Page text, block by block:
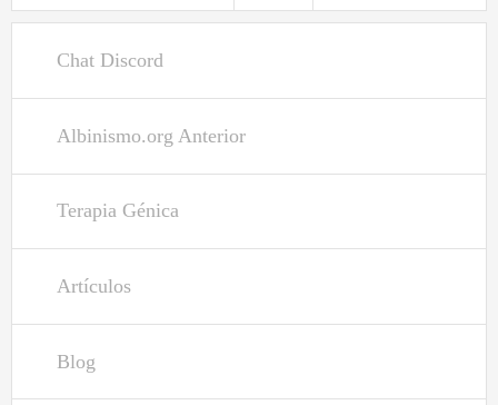
Frases
Contacto
Inicio de sesión
Chat Discord
Albinismo.org Anterior
Terapia Génica
Artículos
Blog